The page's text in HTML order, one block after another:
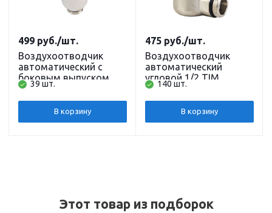
Воздухоотводчик
автоматический c
боковым выпуском
1/2" TIM
39 шт.
499 руб./шт.
В корзину
Воздухоотводчик
автоматический
угловой 1/2 TIM
140 шт.
475 руб./шт.
В корзину
Этот товар из подборок